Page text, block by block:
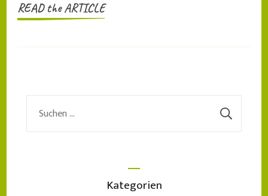
READ the ARTICLE
Suchen
Kategorien